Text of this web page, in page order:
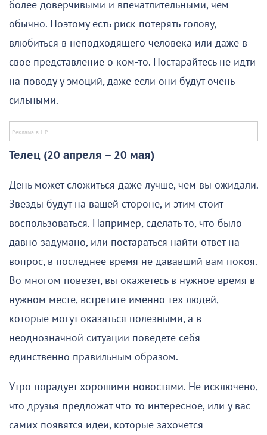
более доверчивыми и впечатлительными, чем
обычно. Поэтому есть риск потерять голову,
влюбиться в неподходящего человека или даже в
свое представление о ком-то. Постарайтесь не идти
на поводу у эмоций, даже если они будут очень
сильными.
Телец (20 апреля – 20 мая)
День может сложиться даже лучше, чем вы ожидали.
Звезды будут на вашей стороне, и этим стоит
воспользоваться. Например, сделать то, что было
давно задумано, или постараться найти ответ на
вопрос, в последнее время не дававший вам покоя.
Во многом повезет, вы окажетесь в нужное время в
нужном месте, встретите именно тех людей,
которые могут оказаться полезными, а в
неоднозначной ситуации поведете себя
единственно правильным образом.
Утро порадует хорошими новостями. Не исключено,
что друзья предложат что-то интересное, или у вас
самих появятся идеи, которые захочется